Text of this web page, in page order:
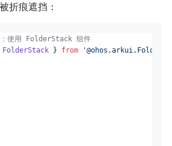
折痕遮挡：
使用 FolderStack 组件
FolderStack } from